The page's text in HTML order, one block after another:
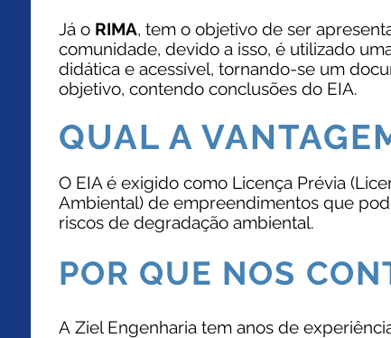
Já o RIMA, tem o objetivo de ser
comunidade, devido a isso, é utilizado
didática e acessível, tornando-se um
objetivo, contendo conclusões do EIA.
QUAL A
O EIA é exigido como Licença Prévia
Ambiental) de empreendimentos que
riscos de degradação ambiental.
POR QUE NOS
A Ziel Engenharia tem anos de